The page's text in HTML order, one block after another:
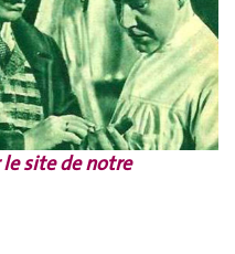
site de notre